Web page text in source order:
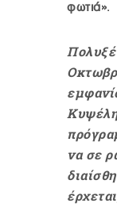
φωτιά».
να σε